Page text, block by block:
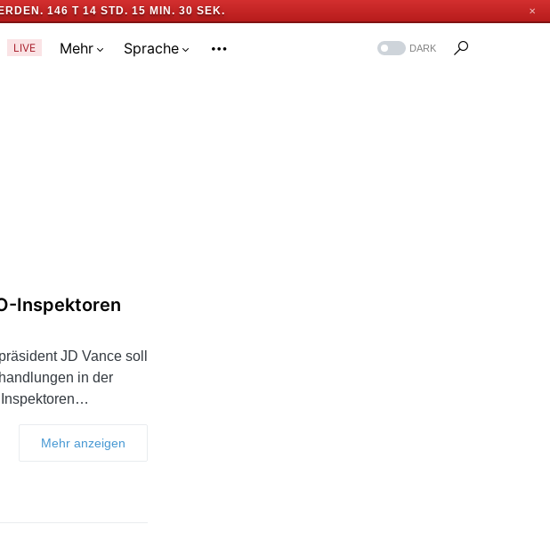
146 T 14 STD. 15 MIN. 29 SEK. ✕
LIVE Mehr Sprache DARK
Inspektoren
JD Vance soll
in der
Mehr anzeigen